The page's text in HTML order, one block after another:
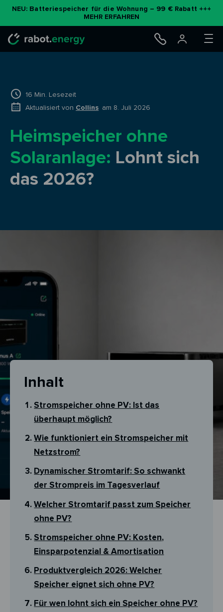
NEU: Batteriespeicher für die Wohnung – 99 € Rabatt +++
MEHR ERFAHREN
16 Min. Lesezeit
Aktualisiert von Collins am 8. Juli 2026
Heimspeicher ohne
Solaranlage: Lohnt sich
das 2026?
Inhalt
Stromspeicher ohne PV: Ist das
überhaupt möglich?
Wie funktioniert ein Stromspeicher mit
Netzstrom?
Dynamischer Stromtarif: So schwankt
der Strompreis im Tagesverlauf
Welcher Stromtarif passt zum Speicher
ohne PV?
Stromspeicher ohne PV: Kosten,
Einsparpotenzial & Amortisation
Produktvergleich 2026: Welcher
Speicher eignet sich ohne PV?
Für wen lohnt sich ein Speicher ohne PV?